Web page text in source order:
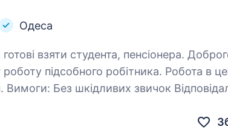
Одеса
взяти студента, пенсіонера. Доброго дня!
підсобного робітника. Робота в
Відповідалтне